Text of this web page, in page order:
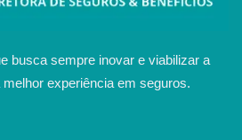
busca sempre inovar e viabilizar a
experiência em seguros.